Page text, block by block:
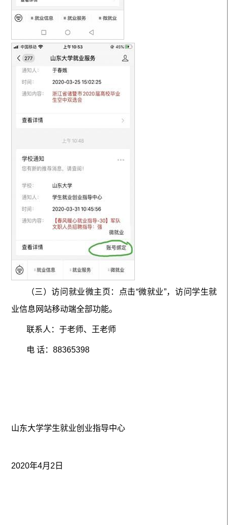
（三）访问就业微主页：点击“微就业”，访问学生就
业信息网站移动端全部功能。
联系人：于老师、王老师
电 话： 88365398
山东大学学生就业创业指导中心
2020年4月2日